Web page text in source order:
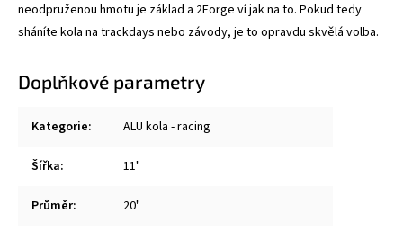
neodpruženou hmotu je základ a 2Forge ví jak na to. Pokud tedy
sháníte kola na trackdays nebo závody, je to opravdu skvělá volba.
Doplňkové parametry
Kategorie: ALU kola - racing
Šířka: 11"
Průměr: 20"